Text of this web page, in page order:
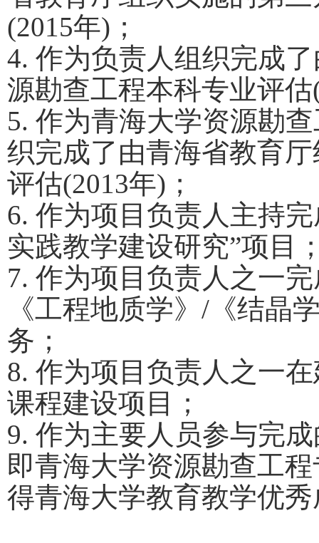
(2015年) ；
4. 作为负责人组织完成
源勘查工程本科专业评估
5. 作为青海大学资源勘
织完成了由青海省教育
评估(2013年) ；
6. 作为项目负责人主持
实践教学建设研究”项目
7. 作为项目负责人之一
《工程地质学》 / 《结晶
务；
8. 作为项目负责人之一
课程建设项目；
9. 作为主要人员参与完
即青海大学资源勘查工
得青海大学教育教学优